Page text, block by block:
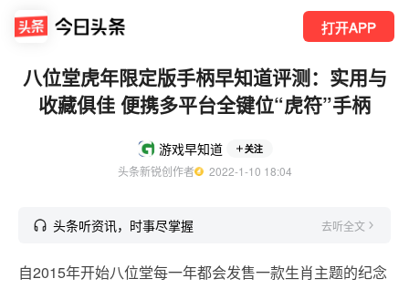
打开APP
八位堂虎年限定版手柄早知道评测：实用与
收藏俱佳 便携多平台全键位“虎符”手柄
游戏早知道 关注
头条新锐创作者
  2022-1-10 18:04
头条听资讯，时事尽掌握 去听全文
自2015年开始八位堂每一年都会发售一款生肖主题的纪念